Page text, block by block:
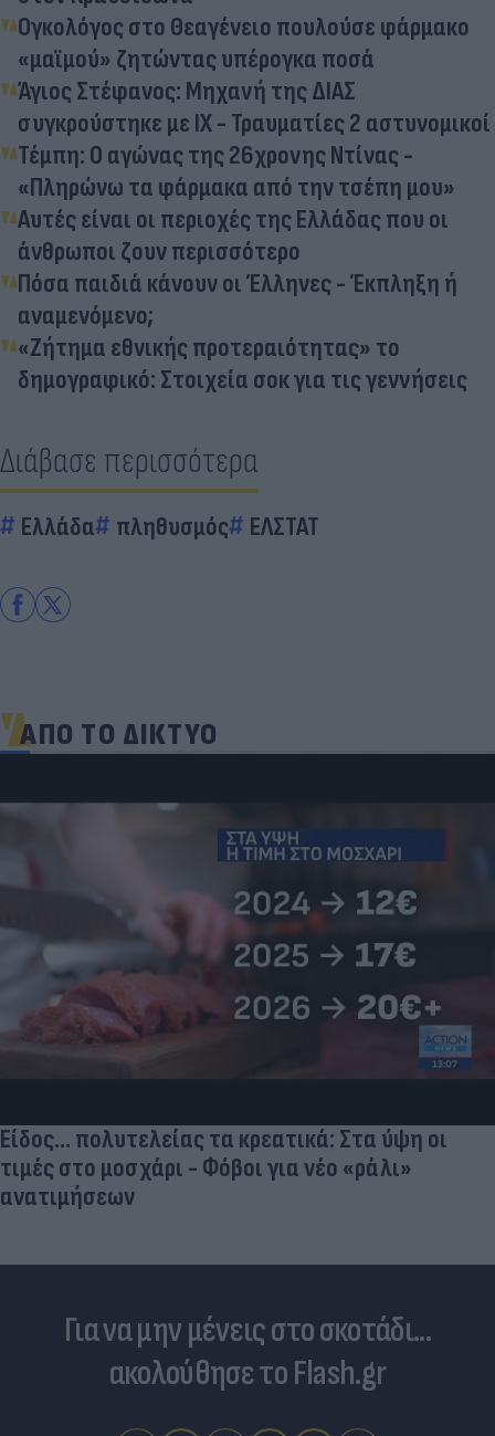
Ογκολόγος στο Θεαγένειο πουλούσε φάρμακο
«μαϊμού» ζητώντας υπέρογκα ποσά
Άγιος Στέφανος: Μηχανή της ΔΙΑΣ
συγκρούστηκε με ΙΧ - Τραυματίες 2 αστυνομικοί
Τέμπη: Ο αγώνας της 26χρονης Ντίνας -
«Πληρώνω τα φάρμακα από την τσέπη μου»
Αυτές είναι οι περιοχές της Ελλάδας που οι
άνθρωποι ζουν περισσότερο
Πόσα παιδιά κάνουν οι Έλληνες - Έκπληξη ή
αναμενόμενο;
«Ζήτημα εθνικής προτεραιότητας» το
δημογραφικό: Στοιχεία σοκ για τις γεννήσεις
Διάβασε περισσότερα
Ελλάδα πληθυσμός ΕΛΣΤΑΤ
ΑΠΟ ΤΟ ΔΙΚΤΥΟ
Είδος... πολυτελείας τα κρεατικά: Στα ύψη οι
τιμές στο μοσχάρι - Φόβοι για νέο «ράλι»
ανατιμήσεων
Για να μην μένεις στο σκοτάδι...
ακολούθησε το Flash.gr